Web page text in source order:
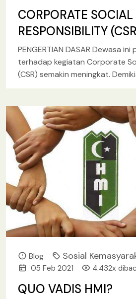
CORPORATE SOCIAL
RESPONSIBILITY
TANTANGAN
PENGERTIAN DASAR Dewasa
terhadap kegiatan Corporate
(CSR) semakin meningkat.
Blog Sosial
05 Feb 2021 4.432x
QUO VADIS HMI?